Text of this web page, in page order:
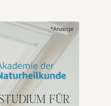
*Anzeige
FÜR